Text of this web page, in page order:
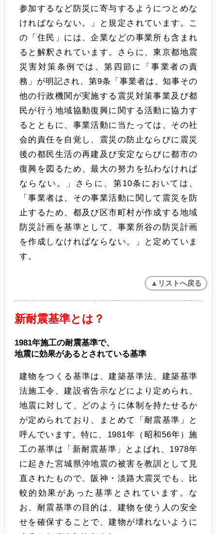
参加するなど防災に寄与するようにつとめな
ければならない。」と規定されています。こ
の「住民」には、企業などの事業所も含まれ
ると解釈されています。さらに、東京都地震
災害対策条例では、第四節に「事業者の責
務」が明記され、第9条「事業者は、知事その
他の行政機関が実施する震災対策事業及び都
民が行う地域協動復興に関する活動に協力す
るとともに、事業活動に当たっては、その社
会的責任を自覚し、震災の防止ならびに震災
後の都民生活の再建及び安定ならびに都市の
復興を図るため、最大の努力を払わなければ
ならない。」さらに、第10条においては、
「事業者は、その事業活動に関して震災を防
止するため、都及び区市町村が作成する地域
防災計画を基準として、事業所谷の防災計画
を作成しなければならない。」と定めていま
す。
▲リストへ戻る
新耐震基準とは？
1981年施工の耐震基準で、
地震に効果があるとされている基準
建物をつくる基準は、建築基準法、建築基準
法施工令、建設省告示などにより定められ、
地震に対して、どのように体制を持たせるか
が定められており、まとめて「耐震基準」と
呼んでいます。特に、1981年（昭和56年）施
工の基準は「新耐震基準」とよばれ、1978年
に起きた宮城県沖地震の被害を教訓として見
直されたもので、阪神・淡路大震災でも、比
較的効果があった基準とされています。な
お、耐震基準の目的は、建物を使う人の安全
せを確保することで、建物が壊れないように